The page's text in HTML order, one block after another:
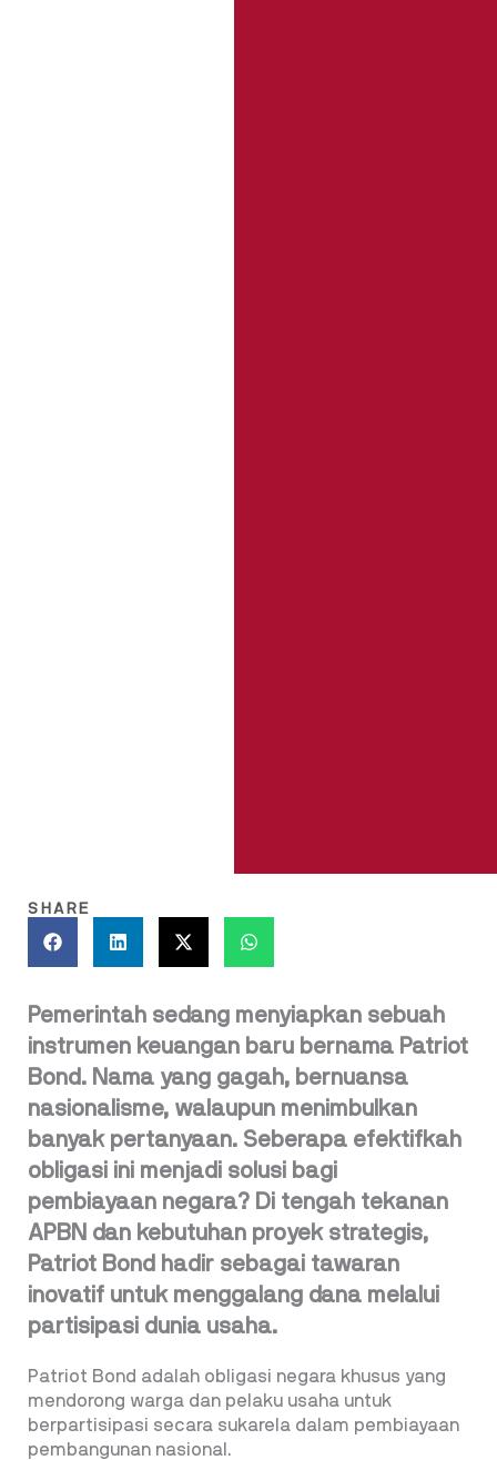
SHARE
Pemerintah sedang menyiapkan sebuah
instrumen keuangan baru bernama Patriot
Bond. Nama yang gagah, bernuansa
nasionalisme, walaupun menimbulkan
banyak pertanyaan. Seberapa efektifkah
obligasi ini menjadi solusi bagi
pembiayaan negara? Di tengah tekanan
APBN dan kebutuhan proyek strategis,
Patriot Bond hadir sebagai tawaran
inovatif untuk menggalang dana melalui
partisipasi dunia usaha.
Patriot Bond adalah obligasi negara khusus yang
mendorong warga dan pelaku usaha untuk
berpartisipasi secara sukarela dalam pembiayaan
pembangunan nasional.